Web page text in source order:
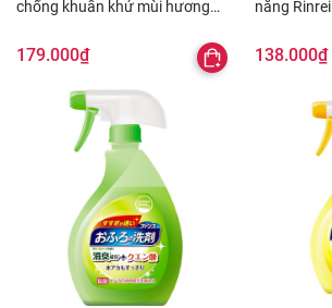
chống khuẩn khử mùi hương
179.000₫
năng Rinrei
138.000₫